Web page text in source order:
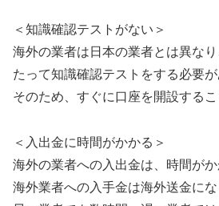
＜知識確認テストがない＞
海外の業者は日本の業者とは異な
たって知識確認テストをする必要が
そのため、すぐに口座を開設するこ
＜入出金に時間がかかる＞
海外の業者への入出金は、時間がか
海外業者への入手金は海外送金にな